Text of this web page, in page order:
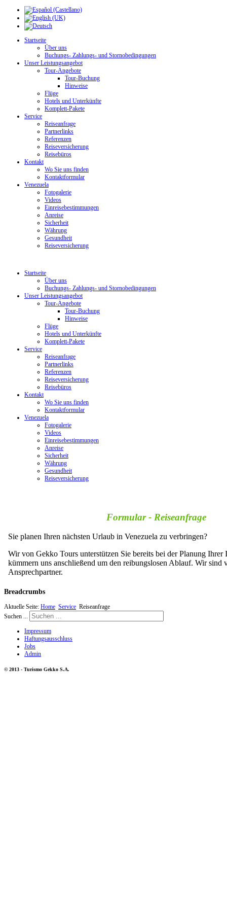
Startseite
Über uns
Buchungs- Zahlungs- und Stornobedingungen
Unser Leistungsangebot
Tour-Angebote
Tour-Buchung
Hinweise
Flüge
Hotels und Unterkünfte
Komplett-Pakete
Service
Reiseanfrage
Partnerlinks
Referenzen
Reiseversicherung
Reisebüros
Kontakt
Wo Sie uns finden
Kontaktformular
Venezuela
Fotogalerie
Videos
Einreisebestimmungen
Anreise
Sicherheit
Währung
Gesundheit
Reiseversicherung
Startseite
Über uns
Buchungs- Zahlungs- und Stornobedingungen
Unser Leistungsangebot
Tour-Angebote
Tour-Buchung
Hinweise
Flüge
Hotels und Unterkünfte
Komplett-Pakete
Service
Reiseanfrage
Partnerlinks
Referenzen
Reiseversicherung
Reisebüros
Kontakt
Wo Sie uns finden
Kontaktformular
Venezuela
Fotogalerie
Videos
Einreisebestimmungen
Anreise
Sicherheit
Währung
Gesundheit
Reiseversicherung
Breadcrumbs
Aktuelle Seite: Home Service Reiseanfrage
Suchen ...
Impressum
Haftungsausschluss
Jobs
Admin
© 2013 - Turismo Gekko S.A.